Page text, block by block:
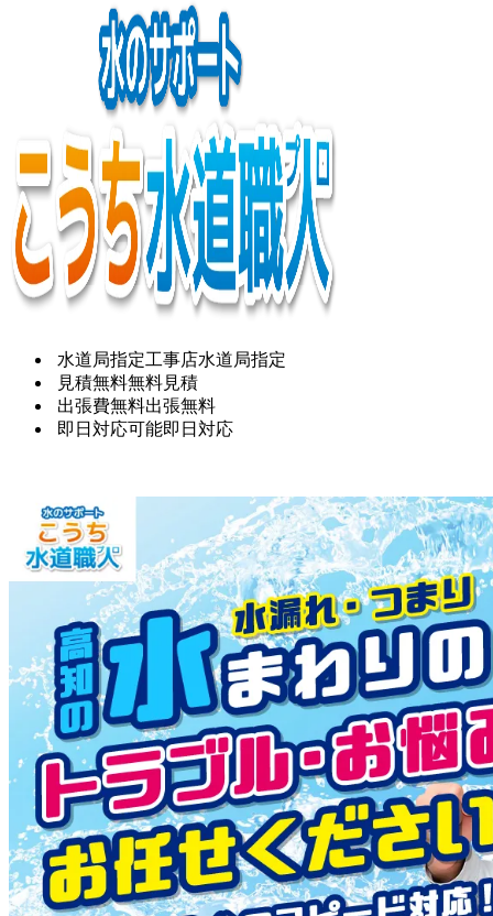
水道局指定工事店水道局指定
見積無料無料見積
出張費無料出張無料
即日対応可能即日対応